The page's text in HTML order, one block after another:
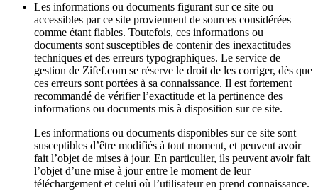
Les informations ou documents figurant sur ce site ou
accessibles par ce site proviennent de sources considérées
comme étant fiables. Toutefois, ces informations ou
documents sont susceptibles de contenir des inexactitudes
techniques et des erreurs typographiques. Le service de
gestion de Zifef.com se réserve le droit de les corriger, dès que
ces erreurs sont portées à sa connaissance. Il est fortement
recommandé de vérifier l’exactitude et la pertinence des
informations ou documents mis à disposition sur ce site.
Les informations ou documents disponibles sur ce site sont
susceptibles d’être modifiés à tout moment, et peuvent avoir
fait l’objet de mises à jour. En particulier, ils peuvent avoir fait
l’objet d’une mise à jour entre le moment de leur
téléchargement et celui où l’utilisateur en prend connaissance.